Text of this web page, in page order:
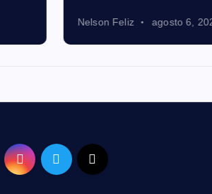
Nelson Feliz agosto 6,